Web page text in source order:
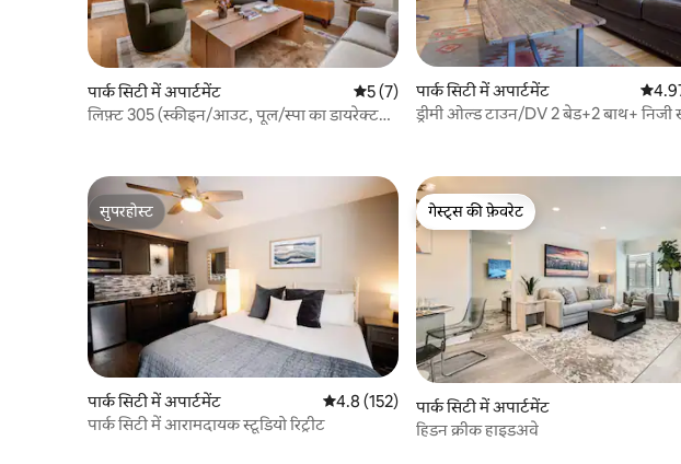
पार्क सिटी में अपार्टमेंट औसत रेटिंग 5 में से 5, 7 समीक्षाएँ
5 (7)
लिफ़्ट 305 (स्कीइन/आउट, पूल/स्पा का डायरेक्ट
पार्क सिटी में अपार्टमेंट औसत
ड्रीमी ओल्ड टाउन/DV 2 बेड+2 बाथ+ निजी
सुपरहोस्ट
सुपरहोस्ट
पार्क सिटी में अपार्टमेंट औसत रेटिंग 5 में से 4.8, 152 समीक्षाएँ
4.8 (152)
पार्क सिटी में आरामदायक स्टूडियो रिट्रीट
गेस्ट्स की फ़ेवरेट
गेस्ट्स की फ़ेवरेट
पार्क सिटी में अपार्टमेंट
हिडन क्रीक हाइडअवे